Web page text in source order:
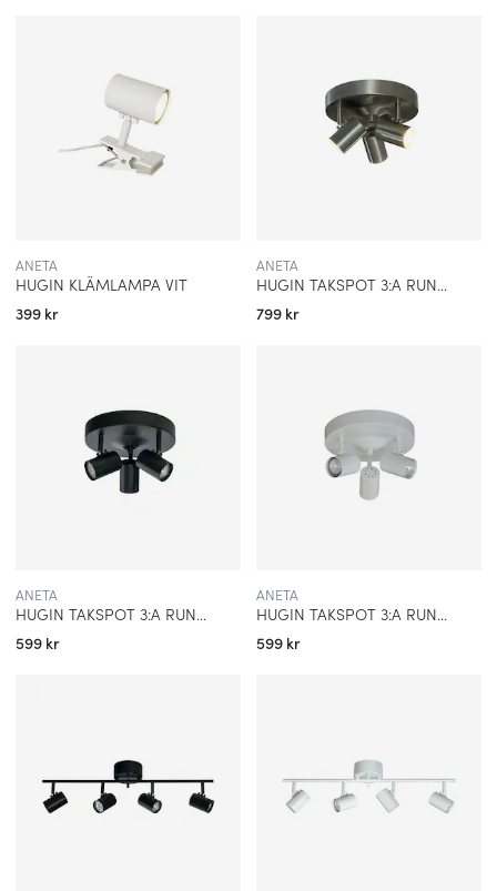
Här är tre av Aneta Lightings mest populära lampor:
Burma taklampa:En taklampa i naturfärgad rottining med en
mjuk formning som passar i många olika hemmijöer.
bidrar till en avslappnad atmosfär i rummet. Hos oss hittar du
den både som taklampa/plafond och bordslampa.
luftigt intryck.
Aneta Lighting fortsätter att vara en ledande aktör inom
ANETA
HUGIN KLÄMLAMPA VIT
399 kr
ANETA
HUGIN TAKSPOT 3:A RUND, STÅL
799 kr
ANETA
HUGIN TAKSPOT 3:A RUND, SVART
599 kr
ANETA
HUGIN TAKSPOT 3:A RUND, VIT
599 kr